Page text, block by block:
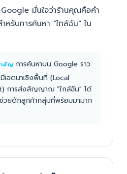
มั่นใจว่าร้านคุณคือคำ
หรับการค้นหา "ใกล้ฉัน" ใน
ำคัญ การค้นหาบน Google ราว
มีเจตนาเชิงพื้นที่ (Local
การส่งสัญญาณ "ใกล้ฉัน" ได้
วยดักลูกค้ากลุ่มที่พร้อมมามาก